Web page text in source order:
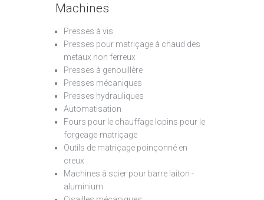
Machines
Presses à vis
Presses pour matriçage à chaud des
metaux non ferreux
Presses à genouillère
Presses mécaniques
Presses hydrauliques
Automatisation
Fours pour le chauffage lopins pour le
forgeage-matriçage
Outils de matriçage poinçonné en
creux
Machines à scier pour barre laiton -
aluminium